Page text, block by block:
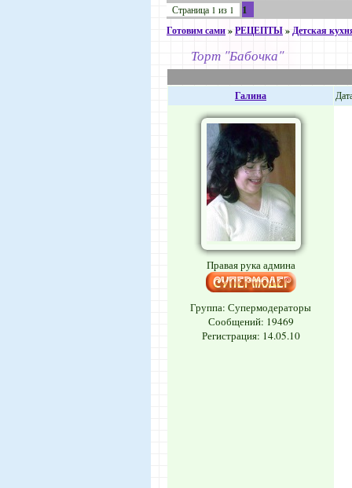
Страница 1 из 1 1
Готовим сами»РЕЦЕПТЫ»Детская
Торт "Бабочка"
Галина
Правая рука админа
Группа: Супермодераторы
Сообщений: 19469
Регистрация: 14.05.10